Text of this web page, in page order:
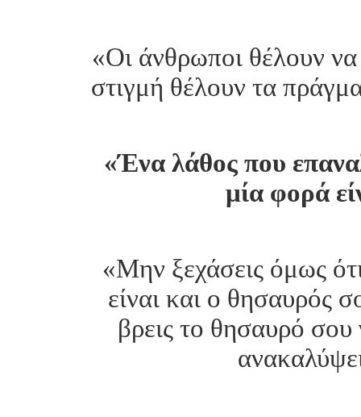
«Οι άνθρωποι θέλουν να
στιγμή θέλουν τα
«Ένα λάθος που
μία φορά
«Μην ξεχάσεις όμως
είναι και ο θησαυρός
βρεις το θησαυρό σου